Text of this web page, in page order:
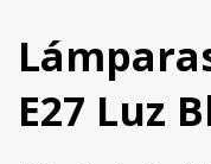
E27 Luz